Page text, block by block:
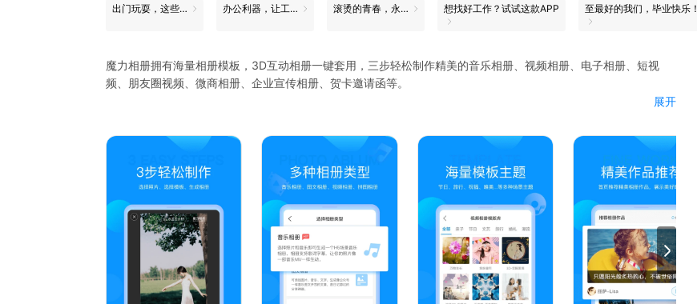
出门玩耍，这些App帮你省心 办公利器，让工作更轻松 滚烫的青春，永远的心跳 想找好工作？试试这款APP 至最好的我们，毕业快乐！
魔力相册拥有海量相册模板，3D互动相册一键套用，三步轻松制作精美的音乐相册、视频相册、电子相册、短视
频、朋友圈视频、微商相册、企业宣传相册、贺卡邀请函等。
* 多种比例模板，横屏竖屏任意切换，短视频制作神器；
* 支持相册存储管理，想要的照片随时随地导入导出；
* 每周上新，专业设计团队精心打造多种类型炫酷主题模板，如生日、亲子、宝宝、节假日、明星、情侣表白、旅行
记录、友谊岁月、同学聚会、婚礼现场、古风文艺、影视剧等等；
==联系我们==
我们重视每一位用户的建议反馈，努力把产品做得更好！
QQ群：870026544
微信公众号：魔力相册（molixiangce）
展开